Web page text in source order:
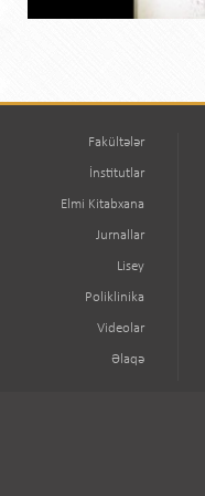
Fakültələr
İnstitutlar
Elmi Kitabxana
Jurnallar
Lisey
Poliklinika
Videolar
Əlaqə